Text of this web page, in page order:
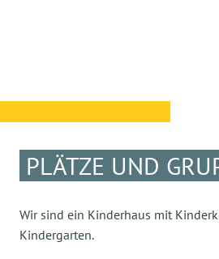
PLÄTZE UND
Wir sind ein Kinderhaus mit
Kindergarten.